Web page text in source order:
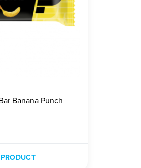
Banana Punch